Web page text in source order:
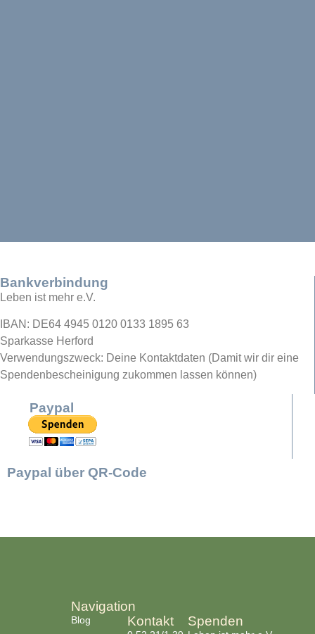
Bankverbindung
Leben ist mehr e.V.
IBAN: DE64 4945 0120 0133 1895 63
Sparkasse Herford
Verwendungszweck: Deine Kontaktdaten (Damit wir dir eine
Spendenbescheinigung zukommen lassen können)
Paypal
Paypal über QR-Code
Navigation
Blog Kontakt Spenden